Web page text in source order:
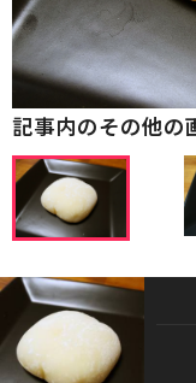
記事内のその他の